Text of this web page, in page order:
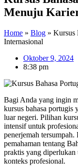
Menuju
Home » Blog » Kursus
Internasional
Oktober 9, 2024
8:38 pm
Bagi Anda yang ingin
kursus bahasa portugis
luar negeri. Pilihan
intensif untuk
penerjemah
pemahaman tentang
praktis yang diperlukan
konteks profesional.